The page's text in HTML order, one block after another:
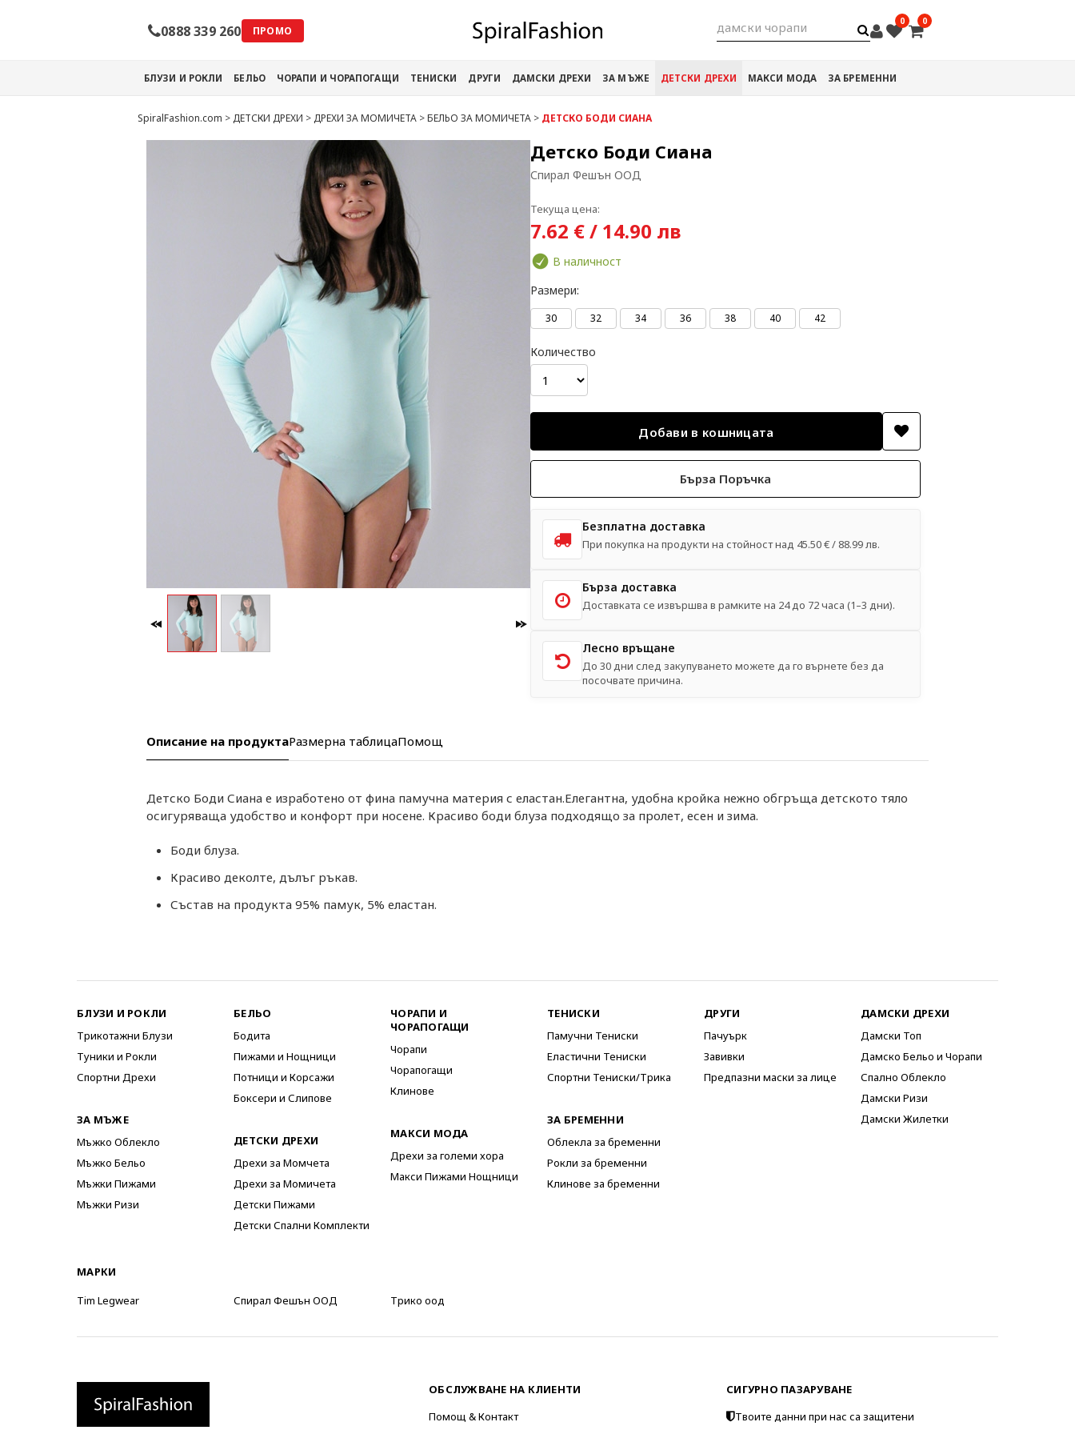
0888 339 260 ПРОМО дамски чорапи 0 0
БЛУЗИ И РОКЛИ БЕЛЬО ЧОРАПИ И ЧОРАПОГАЩИ ТЕНИСКИ ДРУГИ ДАМСКИ ДРЕХИ ЗА МЪЖЕ ДЕТСКИ ДРЕХИ МАКСИ МОДА ЗА БРЕМЕННИ
SpiralFashion.com >ДЕТСКИ ДРЕХИ >ДРЕХИ ЗА МОМИЧЕТА >БЕЛЬО ЗА МОМИЧЕТА > ДЕТСКО БОДИ СИАНА
Детско Боди Сиана
Спирал Фешън ООД
Текуща цена:
7.62 € / 14.90 лв
В наличност
Размери:
30 32 34 36 38 40 42
Количество
Бърза Поръчка
Безплатна доставка
При покупка на продукти на стойност над 45.50 € / 88.99 лв.
Бърза доставка
Доставката се извършва в рамките на 24 до 72 часа (1–3 дни).
Лесно връщане
До 30 дни след закупуването можете да го върнете без да
посочвате причина.
Описание на продуктаРазмерна таблицаПомощ
Детско Боди Сиана е изработено от фина памучна материя с еластан.Елегантна, удобна кройка нежно обгръща детското тяло
осигуряваща удобство и конфорт при носене. Красиво боди блуза подходящо за пролет, есен и зима.
Боди блуза.
Красиво деколте, дълъг ръкав.
Състав на продукта 95% памук, 5% еластан.
БЛУЗИ И РОКЛИ
Трикотажни Блузи
Туники и Рокли
Спортни Дрехи
ЗА МЪЖЕ
Мъжко Облекло
Мъжко Бельо
Мъжки Пижами
Мъжки Ризи
БЕЛЬО
Бодита
Пижами и Нощници
Потници и Корсажи
Боксери и Слипове
ДЕТСКИ ДРЕХИ
Дрехи за Момчета
Дрехи за Момичета
Детски Пижами
Детски Спални Комплекти
ЧОРАПИ И
ЧОРАПОГАЩИ
Чорапи
Чорапогащи
Клинове
МАКСИ МОДА
Дрехи за големи хора
Макси Пижами Нощници
ТЕНИСКИ
Памучни Тениски
Еластични Тениски
Спортни Тениски/Трика
ЗА БРЕМЕННИ
Облекла за бременни
Рокли за бременни
Клинове за бременни
ДРУГИ
Пачуърк
Завивки
Предпазни маски за лице
ДАМСКИ ДРЕХИ
Дамски Топ
Дамско Бельо и Чорапи
Спално Облекло
Дамски Ризи
Дамски Жилетки
МАРКИ
Tim Legwear
Спирал Фешън ООД Трико оод
ОБСЛУЖВАНЕ НА КЛИЕНТИ
Помощ & Контакт
СИГУРНО ПАЗАРУВАНЕ
Твоите данни при нас са защитени